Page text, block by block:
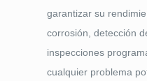
garantizar su
corrosión, detección
inspecciones
cualquier problema